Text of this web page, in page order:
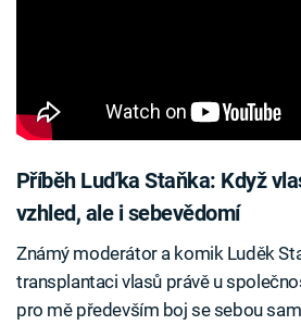
Příběh Luďka Staňka: Když
vzhled, ale i sebevědomí
Známý moderátor a komik Luděk
transplantaci vlasů právě u
pro mě především boj se sebou